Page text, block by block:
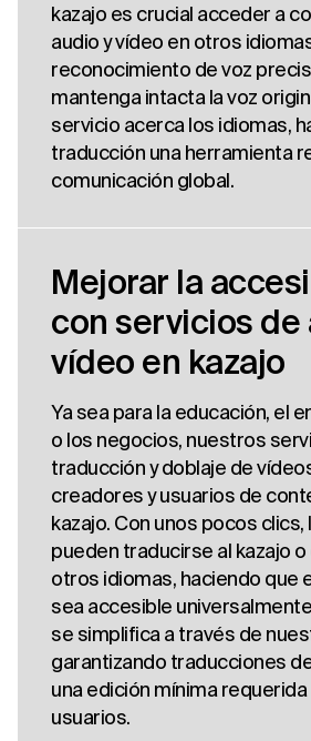
kazajo es crucial acceder a
audio y vídeo en otros
reconocimiento de voz
mantenga intacta la voz
servicio acerca los idiomas,
traducción una herramienta
comunicación global.
Mejorar la
con servicios de
vídeo en kazajo
Ya sea para la educación, el
o los negocios, nuestros
traducción y doblaje de
creadores y usuarios de
kazajo. Con unos pocos
pueden traducirse al kazajo o
otros idiomas, haciendo que
sea accesible
se simplifica a través de
garantizando traducciones
una edición mínima
usuarios.